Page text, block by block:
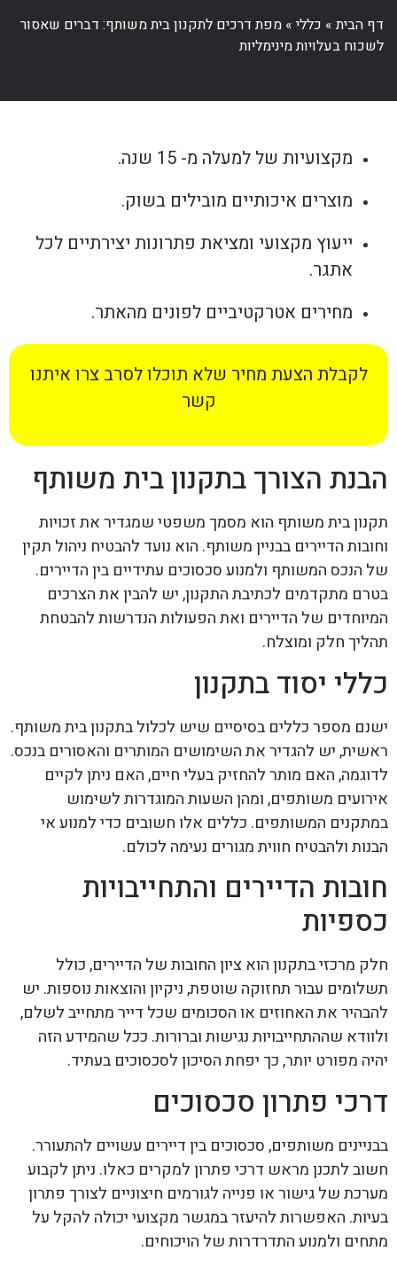
דף הבית» כללי» מפת דרכים לתקנון בית משותף: דברים שאסור
לשכוח בעלויות מינימליות
מקצועיות של למעלה מ- 15 שנה.
מוצרים איכותיים מובילים בשוק.
ייעוץ מקצועי ומציאת פתרונות יצירתיים לכל
אתגר.
מחירים אטרקטיביים לפונים מהאתר.
לקבלת הצעת מחיר שלא תוכלו לסרב צרו איתנו
קשר
הבנת הצורך בתקנון בית משותף
תקנון בית משותף הוא מסמך משפטי שמגדיר את זכויות
וחובות הדיירים בבניין משותף. הוא נועד להבטיח ניהול תקין
של הנכס המשותף ולמנוע סכסוכים עתידיים בין הדיירים.
בטרם מתקדמים לכתיבת התקנון, יש להבין את הצרכים
המיוחדים של הדיירים ואת הפעולות הנדרשות להבטחת
תהליך חלק ומוצלח.
כללי יסוד בתקנון
ישנם מספר כללים בסיסיים שיש לכלול בתקנון בית משותף.
ראשית, יש להגדיר את השימושים המותרים והאסורים בנכס.
לדוגמה, האם מותר להחזיק בעלי חיים, האם ניתן לקיים
אירועים משותפים, ומהן השעות המוגדרות לשימוש
במתקנים המשותפים. כללים אלו חשובים כדי למנוע אי
הבנות ולהבטיח חווית מגורים נעימה לכולם.
חובות הדיירים והתחייבויות
כספיות
חלק מרכזי בתקנון הוא ציון החובות של הדיירים, כולל
תשלומים עבור תחזוקה שוטפת, ניקיון והוצאות נוספות. יש
להבהיר את האחוזים או הסכומים שכל דייר מתחייב לשלם,
ולוודא שההתחייבויות נגישות וברורות. ככל שהמידע הזה
יהיה מפורט יותר, כך יפחת הסיכון לסכסוכים בעתיד.
דרכי פתרון סכסוכים
בבניינים משותפים, סכסוכים בין דיירים עשויים להתעורר.
חשוב לתכנן מראש דרכי פתרון למקרים כאלו. ניתן לקבוע
מערכת של גישור או פנייה לגורמים חיצוניים לצורך פתרון
בעיות. האפשרות להיעזר במגשר מקצועי יכולה להקל על
מתחים ולמנוע התדרדרות של הויכוחים.